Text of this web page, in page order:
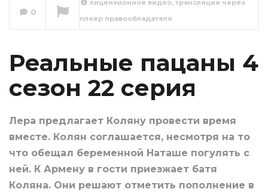
Реальные пацаны
0
лицензионное видео, трансляция через
плеер правообладателя
Реальные пацаны 4
сезон 22 серия
Лера предлагает Коляну провести время
вместе. Колян соглашается, несмотря на то
что обещал беременной Наташе погулять с
ней. К Армену в гости приезжает батя
Коляна. Они решают отметить пополнение в